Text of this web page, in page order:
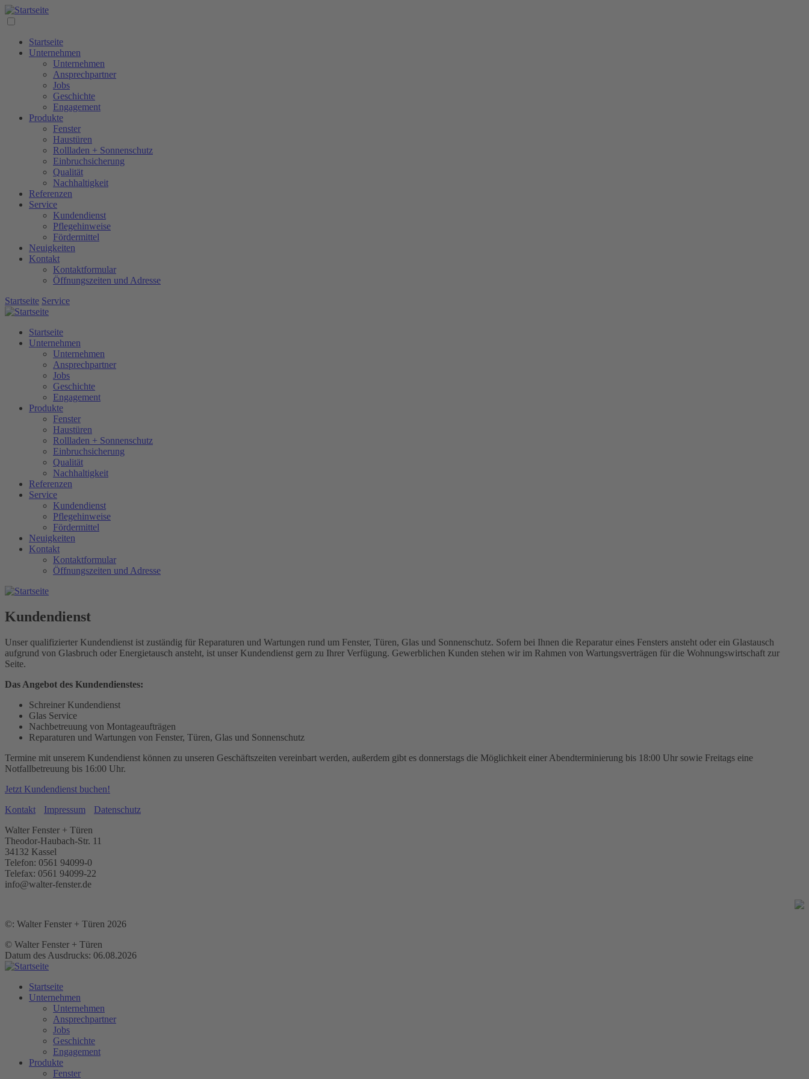
Startseite
Unternehmen
Unternehmen
Ansprechpartner
Jobs
Geschichte
Engagement
Produkte
Fenster
Haustüren
Rollladen + Sonnenschutz
Einbruchsicherung
Qualität
Nachhaltigkeit
Referenzen
Service
Kundendienst
Pflegehinweise
Fördermittel
Neuigkeiten
Kontakt
Kontaktformular
Öffnungszeiten und Adresse
Startseite Service
Startseite
Unternehmen
Unternehmen
Ansprechpartner
Jobs
Geschichte
Engagement
Produkte
Fenster
Haustüren
Rollladen + Sonnenschutz
Einbruchsicherung
Qualität
Nachhaltigkeit
Referenzen
Service
Kundendienst
Pflegehinweise
Fördermittel
Neuigkeiten
Kontakt
Kontaktformular
Öffnungszeiten und Adresse
Kundendienst
Unser qualifizierter Kundendienst ist zuständig für Reparaturen und Wartungen rund um Fenster, Türen, Glas und Sonnenschutz. Sofern bei Ihnen die Reparatur eines Fensters ansteht oder ein Glastausch
aufgrund von Glasbruch oder Energietausch ansteht, ist unser Kundendienst gern zu Ihrer Verfügung. Gewerblichen Kunden stehen wir im Rahmen von Wartungsverträgen für die Wohnungswirtschaft zur
Seite.
Das Angebot des Kundendienstes:
Schreiner Kundendienst
Glas Service
Nachbetreuung von Montageaufträgen
Reparaturen und Wartungen von Fenster, Türen, Glas und Sonnenschutz
Termine mit unserem Kundendienst können zu unseren Geschäftszeiten vereinbart werden, außerdem gibt es donnerstags die Möglichkeit einer Abendterminierung bis 18:00 Uhr sowie Freitags eine
Notfallbetreuung bis 16:00 Uhr.
Jetzt Kundendienst buchen!
Kontakt
Impressum
Datenschutz
Walter Fenster + Türen
Theodor-Haubach-Str. 11
34132 Kassel
Telefon: 0561 94099-0
Telefax: 0561 94099-22
info@walter-fenster.de
©: Walter Fenster + Türen 2026
© Walter Fenster + Türen
Datum des Ausdrucks: 06.08.2026
Startseite
Unternehmen
Unternehmen
Ansprechpartner
Jobs
Geschichte
Engagement
Produkte
Fenster